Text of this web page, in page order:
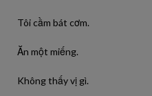
Tôi cầm bát cơm.
Ăn một miếng.
Không thấy vị gì.